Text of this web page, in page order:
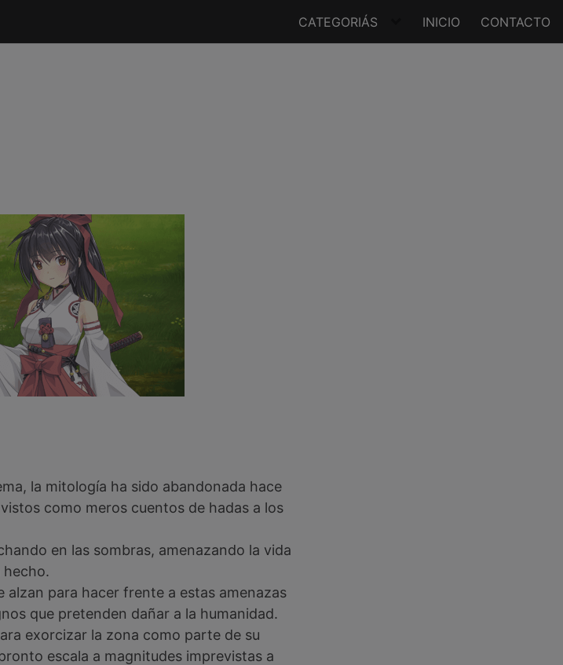
CATEGORIÁS INICIO CONTACTO
la mitología ha sido abandonada hace
como meros cuentos de hadas a los
en las sombras, amenazando la vida
hecho.
para hacer frente a estas amenazas
que pretenden dañar a la humanidad.
exorcizar la zona como parte de su
escala a magnitudes imprevistas a